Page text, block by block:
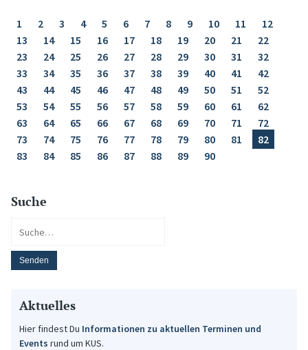
1 2 3 4 5 6 7 8 9 10 11
12
13
14 15 16 17 18 19 20 21
22
23
24 25 26 27 28 29 30 31
32
33
34 35 36 37 38 39 40 41
42
43
44 45 46 47 48 49 50 51
52
53
54 55 56 57 58 59 60 61
62
63
64 65 66 67 68 69 70 71
72
73
74 75 76 77 78 79 80 81
82
83
84 85 86 87 88 89 90
Suche
Aktuelles
Hier findest Du Informationen zu aktuellen Terminen und
Events rund um KUS.